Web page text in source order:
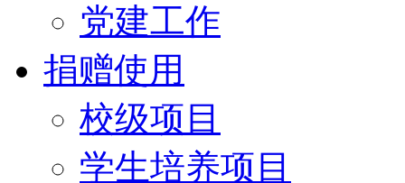
党建工作
捐赠使用
校级项目
学生培养项目